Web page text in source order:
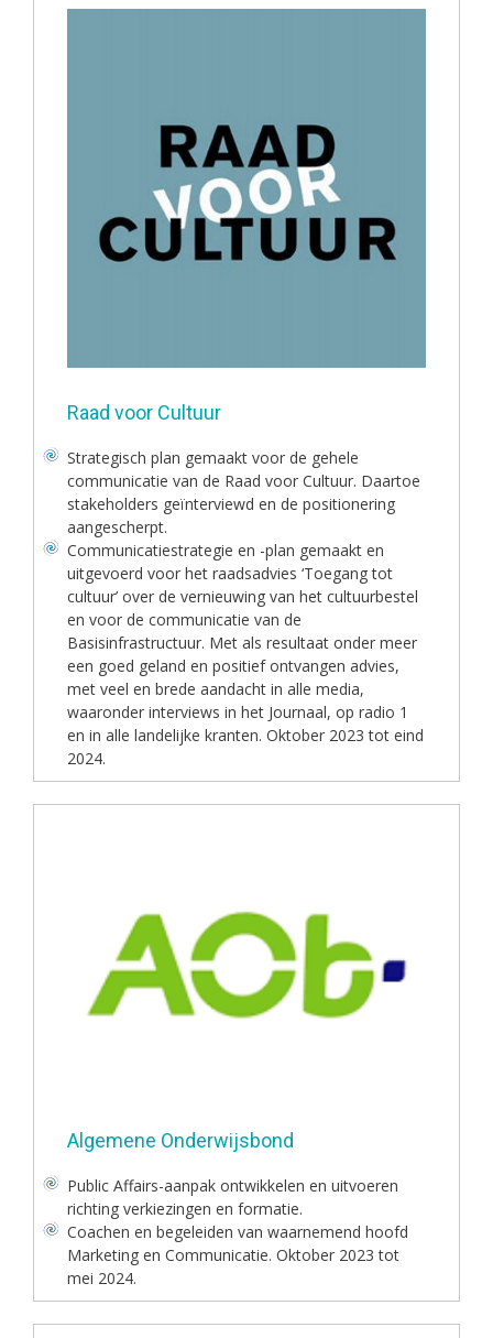
Raad voor Cultuur
Strategisch plan gemaakt voor de gehele
communicatie van de Raad voor Cultuur. Daartoe
stakeholders geïnterviewd en de positionering
aangescherpt.
Communicatiestrategie en -plan gemaakt en
uitgevoerd voor het raadsadvies ‘Toegang tot
cultuur’ over de vernieuwing van het cultuurbestel
en voor de communicatie van de
Basisinfrastructuur. Met als resultaat onder meer
een goed geland en positief ontvangen advies,
met veel en brede aandacht in alle media,
waaronder interviews in het Journaal, op radio 1
en in alle landelijke kranten. Oktober 2023 tot eind
2024.
Algemene Onderwijsbond
Public Affairs-aanpak ontwikkelen en uitvoeren
richting verkiezingen en formatie.
Coachen en begeleiden van waarnemend hoofd
Marketing en Communicatie. Oktober 2023 tot
mei 2024.